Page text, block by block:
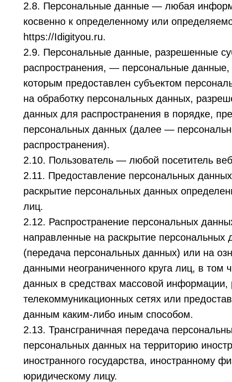
2.8. Персональные данные — любая
косвенно к определенному или
https://Idigityou.ru.
2.9. Персональные данные, разрешенные
распространения, — персональные данные,
которым предоставлен субъектом
на обработку персональных данных,
данных для распространения в порядке,
персональных данных (далее —
распространения).
2.10. Пользователь — любой посетитель
2.11. Предоставление персональных
раскрытие персональных данных
лиц.
2.12. Распространение персональных
направленные на раскрытие персональных
(передача персональных данных) или на
данными неограниченного круга лиц, в том
данных в средствах массовой
телекоммуникационных сетях или
данным каким-либо иным способом.
2.13. Трансграничная передача
персональных данных на территорию
иностранного государства, иностранному
юридическому лицу.